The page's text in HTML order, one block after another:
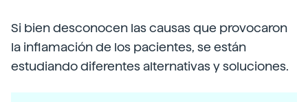
Si bien desconocen las causas que provocaron
la inflamación de los pacientes, se están
estudiando diferentes alternativas y soluciones.